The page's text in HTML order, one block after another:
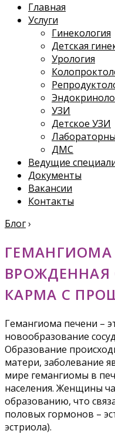
Главная
Услуги
Гинекология
Детская
Урология
УЗИ
Детское УЗИ
ДМС
Ведущие
Документы
Вакансии
Контакты
Блог›
ГЕМАНГИОМА
КАРМА С
Гемангиома печени –
новообразование
Образование
матери, заболевание
мире гемангиомы в
населения. Женщины
образованию, что
половых гормонов –
эстриола).